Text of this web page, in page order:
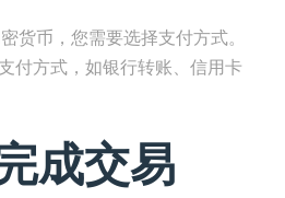
货币，您需要选择支付方式。
付方式，如银行转账、信用卡
成交易